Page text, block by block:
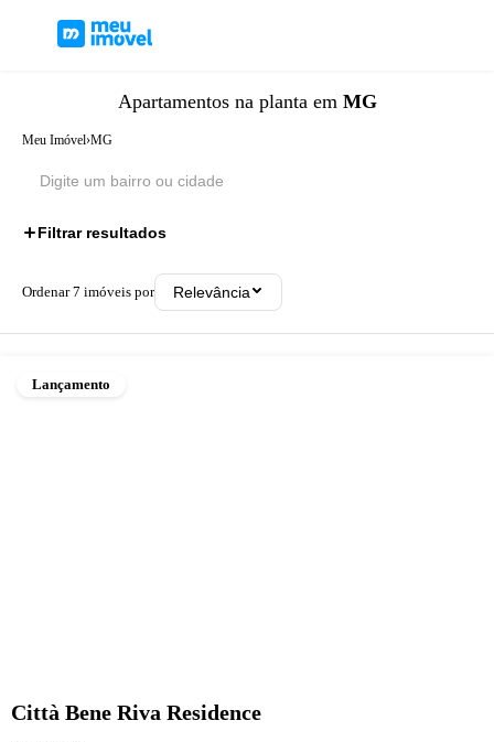
Apartamentos na planta em MG
Meu Imóvel›MG
Filtrar resultados
Ordenar7 imóveis por Relevância
Lançamento
Città Bene Riva Residence